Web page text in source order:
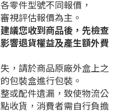
零件型號不同報價，
視評估報價為主。
議您收到商品後，先檢查
響退貨權益及產生額外費
，請於商品原廠外盒上之
包裝盒進行包裝。
或配件遺漏，致使物流公
收貨，消費者需自行負擔